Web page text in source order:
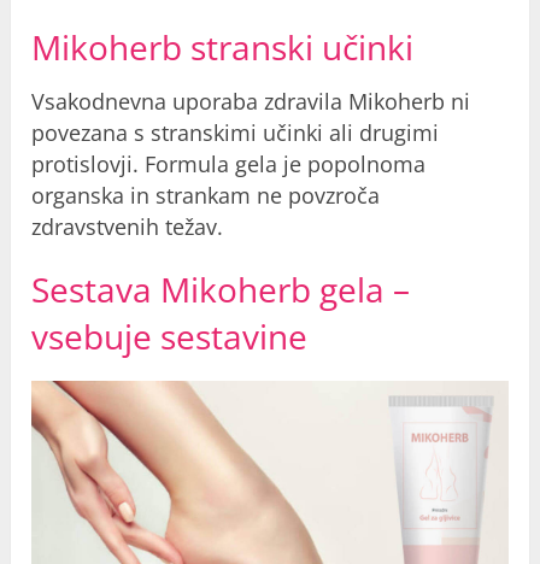
Mikoherb stranski učinki
Vsakodnevna uporaba zdravila Mikoherb ni
povezana s stranskimi učinki ali drugimi
protislovji. Formula gela je popolnoma
organska in strankam ne povzroča
zdravstvenih težav.
Sestava Mikoherb gela –
vsebuje sestavine